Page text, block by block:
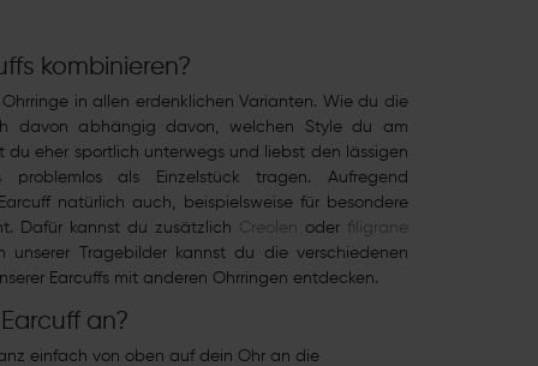
kombinieren?
in allen erdenklichen Varianten. Wie du die
davon abhängig davon, welchen Style du am
du eher sportlich unterwegs und liebst den lässigen
problemlos als Einzelstück tragen. Aufregend
natürlich auch, beispielsweise für besondere
Dafür kannst du zusätzlich
Creolen oder filigrane
Tragebilder kannst du die verschiedenen
Earcuffs mit anderen Ohrringen entdecken.
an?
einfach von oben auf dein Ohr an die